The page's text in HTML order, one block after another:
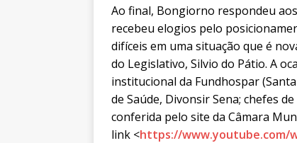
Ao final, Bongiorno respondeu
recebeu elogios pelo
difíceis em uma situação que é
do Legislativo, Silvio do Pátio. A
institucional da Fundhospar
de Saúde, Divonsir Sena; chefes
conferida pelo site da Câmara
link <https://www.youtube.com/